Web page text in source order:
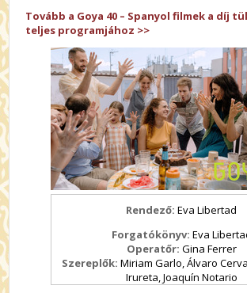
Tovább a Goya 40 – Spanyol filmek a díj
teljes programjához >>
Rendező: Eva Libertad
Forgatókönyv: Eva
Operatőr: Gina Ferrer
Szereplők: Miriam Garlo, Álvaro
Irureta, Joaquín Notario